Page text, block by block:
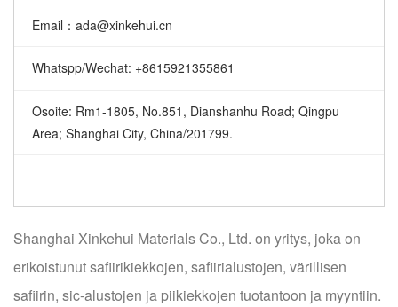
Email：ada@xinkehui.cn
Whatspp/Wechat: +8615921355861
Osoite: Rm1-1805, No.851, Dianshanhu Road; Qingpu
Area; Shanghai City, China/201799.
Shanghai Xinkehui Materials Co., Ltd. on yritys, joka on
erikoistunut safiirikiekkojen, safiirialustojen, värillisen
safiirin, sic-alustojen ja piikiekkojen tuotantoon ja myyntiin.